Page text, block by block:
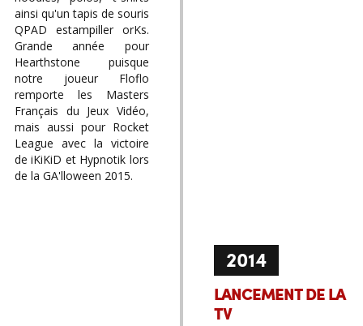
ainsi qu'un tapis de souris
QPAD estampiller orKs.
Grande année pour
Hearthstone puisque
notre joueur Floflo
remporte les Masters
Français du Jeux Vidéo,
mais aussi pour Rocket
League avec la victoire
de iKiKiD et Hypnotik lors
de la GA'lloween 2015.
2014
LANCEMENT DE LA
TV